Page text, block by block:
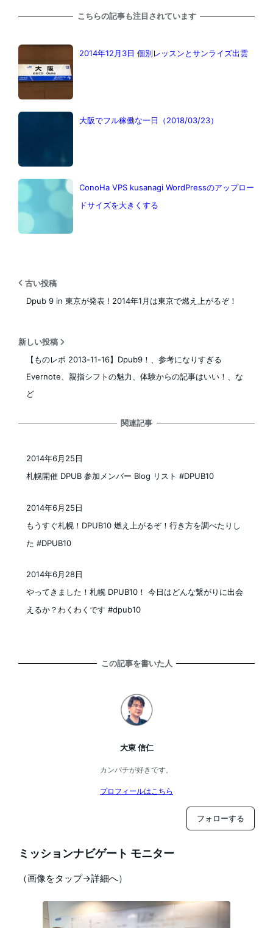
こちらの記事も注目されています
2014年12月3日 個別レッスンとサンライズ出雲
大阪でフル稼働な一日（2018/03/23）
ConoHa VPS kusanagi WordPressのアップロー
ドサイズを大きくする
古い投稿
Dpub 9 in 東京が発表 ! 2014年1月は東京で燃え上がるぞ！
新しい投稿
【ものレポ 2013-11-16】Dpub9！、参考になりすぎる
Evernote、親指シフトの魅力、体験からの記事はいい！、な
ど
関連記事
札幌開催 DPUB 参加メンバー Blog リスト #DPUB10
2014年6月25日
もうすぐ札幌！DPUB10 燃え上がるぞ！行き方を調べたりし
た #DPUB10
投稿日
2014年6月25日
やってきました！札幌 DPUB10！ 今日はどんな繋がりに出会
えるか？わくわくです #dpub10
2014年6月28日
この記事を書いた人
大東 信仁
カンパチが好きです。
プロフィールはこちら
フォローする
ミッションナビゲート モニター
（画像をタップ→詳細へ）